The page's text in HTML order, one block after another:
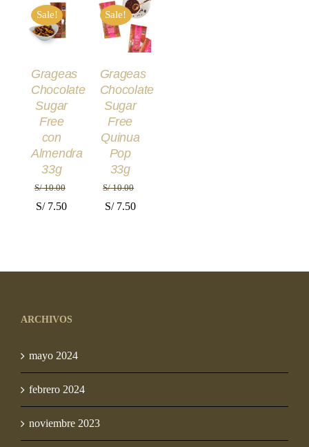
Sale!
AL
CARRITO
/
Grageas
Chocolate
Sugar
Free
con
Almendra
33g
S/10.00
El
S/7.50El
Sale!
AL
CARRITO
/
DETALLES
Grageas
Chocolate
Sugar
Free
Quinua
Pop
33g
S/10.00
El
S/7.50El
ARCHIVOS
mayo 2024
febrero 2024
noviembre 2023